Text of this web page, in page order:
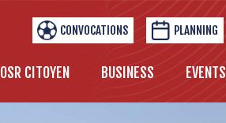
CONVOCATIONS PLANNING
OSR CITOYEN BUSINESS EVENTS